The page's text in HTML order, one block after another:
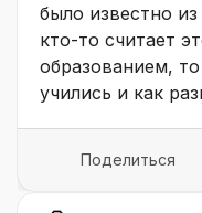
было известно
кто-то считает
образованием,
учились и как
Поделиться